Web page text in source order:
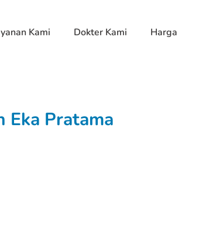
Kami Dokter Kami Harga
Eka Pratama